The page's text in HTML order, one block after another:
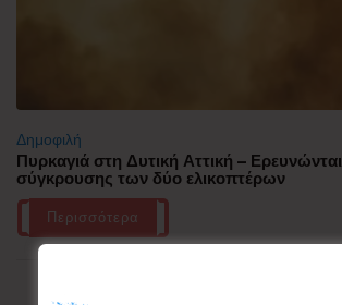
Δημοφιλή
Πυρκαγιά στη Δυτική Αττική – Ερευνώνται
σύγκρουσης των δύο ελικοπτέρων
Περισσότερα